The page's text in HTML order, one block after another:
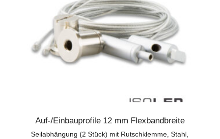
Auf-/Einbauprofile 12 mm Flexbandbreite
Seilabhängung (2 Stück) mit Rutschklemme, Stahl,